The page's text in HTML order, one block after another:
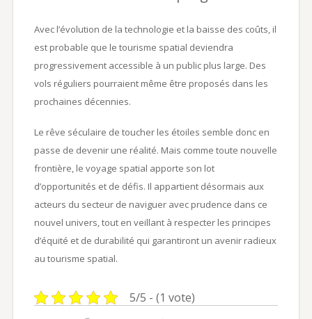
Avec l’évolution de la technologie et la baisse des coûts, il
est probable que le tourisme spatial deviendra
progressivement accessible à un public plus large. Des
vols réguliers pourraient même être proposés dans les
prochaines décennies.
Le rêve séculaire de toucher les étoiles semble donc en
passe de devenir une réalité. Mais comme toute nouvelle
frontière, le voyage spatial apporte son lot
d’opportunités et de défis. Il appartient désormais aux
acteurs du secteur de naviguer avec prudence dans ce
nouvel univers, tout en veillant à respecter les principes
d’équité et de durabilité qui garantiront un avenir radieux
au tourisme spatial.
5/5 - (1 vote)